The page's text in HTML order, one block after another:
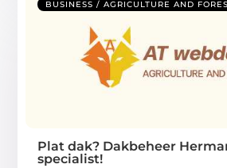
BUSINESS / AGRICULTURE AND
Plat dak? Dakbeheer
specialist!